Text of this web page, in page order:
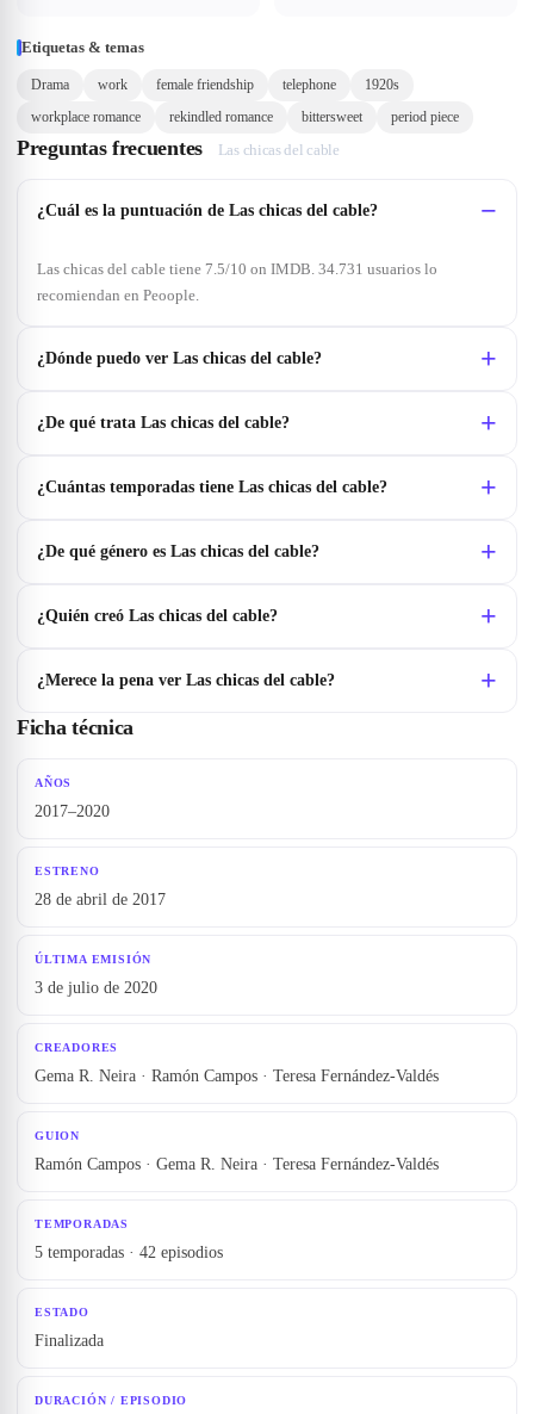
Etiquetas & temas
Drama work female friendship telephone
1920s
workplace romance
rekindled romance bittersweet period piece
Preguntas frecuentes Las chicas del cable
¿Cuál es la puntuación de Las chicas del cable?
Las chicas del cable tiene 7.5/10 on IMDB. 34.731 usuarios lo
recomiendan en Peoople.
¿Dónde puedo ver Las chicas del cable?
¿De qué trata Las chicas del cable?
¿Cuántas temporadas tiene Las chicas del cable?
¿De qué género es Las chicas del cable?
¿Quién creó Las chicas del cable?
¿Merece la pena ver Las chicas del cable?
Ficha técnica
AÑOS
2017–2020
ESTRENO
28 de abril de 2017
ÚLTIMA EMISIÓN
3 de julio de 2020
CREADORES
Gema R. Neira · Ramón Campos · Teresa Fernández-Valdés
GUION
Ramón Campos · Gema R. Neira · Teresa Fernández-Valdés
TEMPORADAS
5 temporadas · 42 episodios
ESTADO
Finalizada
DURACIÓN / EPISODIO